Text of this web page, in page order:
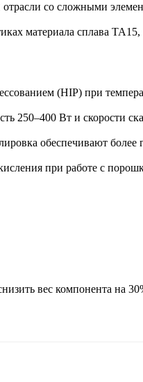
отрасли со сложными
материала сплава TA15,
(HIP) при
250–400 Вт и скорости
обеспечивают более
при работе с
вес компонента на